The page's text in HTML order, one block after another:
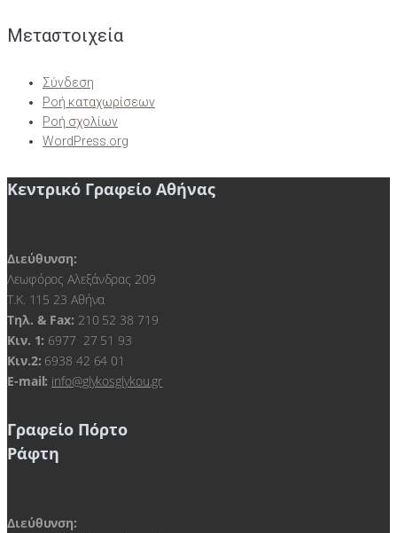
Μεταστοιχεία
Σύνδεση
Ροή καταχωρίσεων
Ροή σχολίων
WordPress.org
Κεντρικό Γραφείο Αθήνας
Διεύθυνση:
Λεωφόρος Αλεξάνδρας 209
Τ.Κ. 115 23 Αθήνα
Τηλ. & Fax: 210 52 38 719
Kιν. 1: 6977 27 51 93
Κιν.2: 6938 42 64 01
E-mail: info@glykosglykou.gr
Γραφείο Πόρτο
Ράφτη
Διεύθυνση: